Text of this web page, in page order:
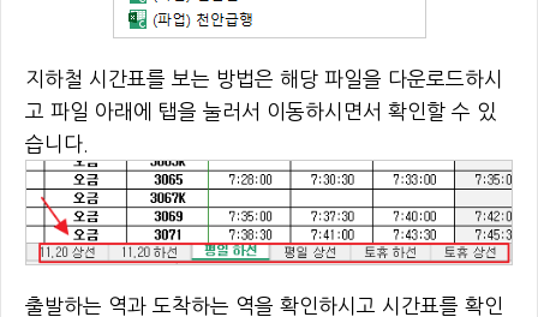
지하철 시간표를 보는 방법은 해당 파일을 다운로드하시
고 파일 아래에 탭을 눌러서 이동하시면서 확인할 수 있
습니다.
출발하는 역과 도착하는 역을 확인하시고 시간표를 확인